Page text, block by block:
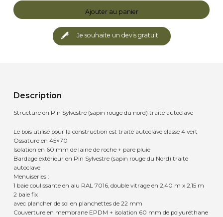
Ajouter au panier
Je souhaite un devis gratuit
Description
Structure en Pin Sylvestre (sapin rouge du nord) traité autoclave
Le bois utilisé pour la construction est traité autoclave classe 4 vert
Ossature en 45×70
Isolation en 60 mm de laine de roche + pare pluie
Bardage extérieur en Pin Sylvestre (sapin rouge du Nord) traité
autoclave
Menuiseries :
1 baie coulissante en alu RAL 7016, double vitrage en 2,40 m x 2,15 m
2 baie fix
avec plancher de sol en planchettes de 22 mm
Couverture en membrane EPDM + isolation 60 mm de polyuréthane